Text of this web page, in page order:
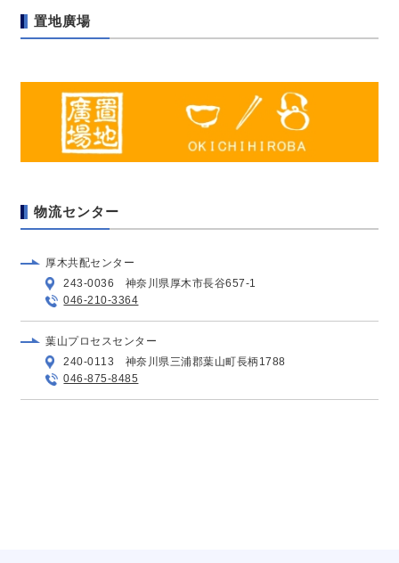
置地廣場
物流センター
厚木共配センター
243-0036 神奈川県厚木市長谷657-1
046-210-3364
葉山プロセスセンター
240-0113 神奈川県三浦郡葉山町長柄1788
046-875-8485